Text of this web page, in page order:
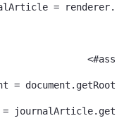
=
=